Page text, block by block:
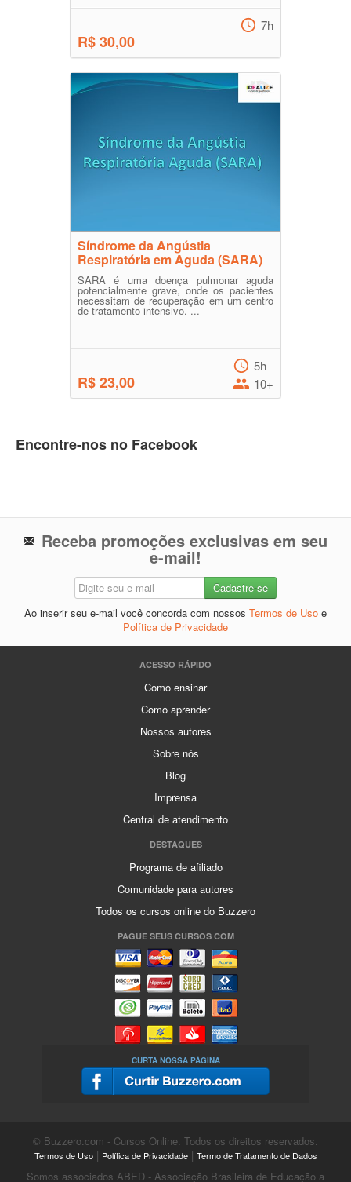
R$ 30,00
7h
Síndrome da Angústia
Respiratória em Aguda (SARA)
SARA é uma doença pulmonar aguda
potencialmente grave, onde os pacientes
necessitam de recuperação em um centro
de tratamento intensivo. ...
R$ 23,00
5h
10+
Encontre-nos no Facebook
Receba promoções exclusivas em seu
e-mail!
Ao inserir seu e-mail você concorda com nossos Termos de Uso e
Política de Privacidade
ACESSO RÁPIDO
Como ensinar
Como aprender
Nossos autores
Sobre nós
Blog
Imprensa
Central de atendimento
DESTAQUES
Programa de afiliado
Comunidade para autores
Todos os cursos online do Buzzero
PAGUE SEUS CURSOS COM
CURTA NOSSA PÁGINA
© Buzzero.com - Cursos Online. Todos os direitos reservados.
Termos de Uso| Política de Privacidade| Termo de Tratamento de Dados
Somos associados ABED - Associação Brasileira de Educação a